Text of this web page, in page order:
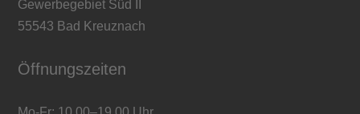
Gewerbegebiet Süd II
55543 Bad Kreuznach
Öffnungszeiten